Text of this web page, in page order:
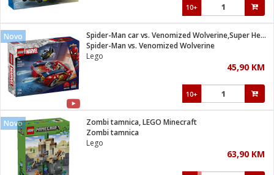
ostalo
pribor
pribor
pribor
i kutije
gorivo
10+
Novo
Spider-Man car vs. Venomized Wolverine,Super Heroes Marvel
Spider-Man vs. Venomized Wolverine
Lego
45,90 KM
10+
Novo
Zombi tamnica, LEGO Minecraft
Zombi tamnica
Lego
63,90 KM